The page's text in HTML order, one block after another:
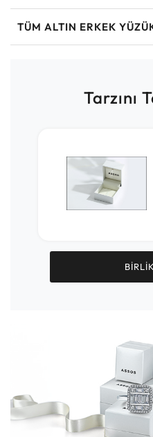
TÜM ALTIN ERKEK
Tarzını